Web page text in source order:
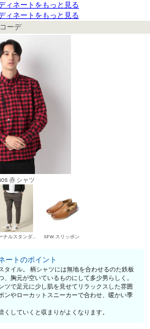
ィネートをもっと見る
ィネートをもっと見る
ーデ
赤 シャツ
ジャーナルスタンダード スウェットパンツ SFW スリッポン
ートのポイント
タイル。 柄シャツには無地を合わせるのた鉄板
胸元が空いているものにして多少男らしく。
ツで足元に少し肌を見せてリラックスした雰囲
ンやローカットスニーカーで合わせ、暖かい季
していくと収まりがよくなります。